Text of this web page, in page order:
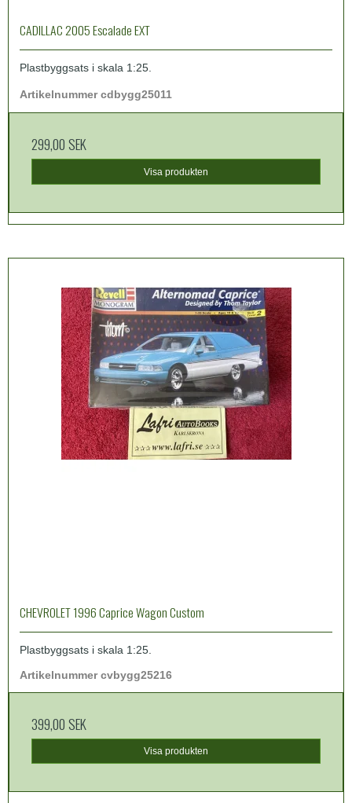
CADILLAC 2005 Escalade EXT
Plastbyggsats i skala 1:25.
Artikelnummer cdbygg25011
299,00 SEK
Visa produkten
CHEVROLET 1996 Caprice Wagon Custom
Plastbyggsats i skala 1:25.
Artikelnummer cvbygg25216
399,00 SEK
Visa produkten